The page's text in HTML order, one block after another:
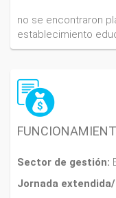
no se encontraron
establecimiento
Sector de gestión:
Jornada